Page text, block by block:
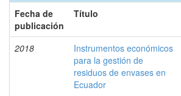
Fecha de
publicación
Título
2018
Instrumentos económicos
para la gestión de
residuos de envases en
Ecuador